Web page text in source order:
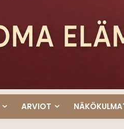
ARVIOT